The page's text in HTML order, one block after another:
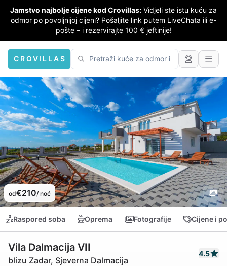
Jamstvo najbolje cijene kod Crovillas: Vidjeli ste istu kuću za
odmor po povoljnijoj cijeni? Pošaljite link putem LiveChata ili e-
pošte – i rezervirajte 100 € jeftinije!
CROVILLAS
od€210/ noć
Raspored soba Oprema Fotografije Cijene i
Vila Dalmacija VII
blizu Zadar, Sjeverna Dalmacija
4.5